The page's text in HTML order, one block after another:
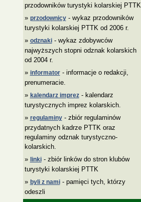
przodowników turystyki kolarskiej PTTK.
» przodownicy- wykaz przodowników
turystyki kolarskiej PTTK od 2006 r.
» odznaki- wykaz zdobywców
najwyższych stopni odznak kolarskich
od 2004 r.
» informator- informacje o redakcji,
prenumeracie.
» kalendarz imprez- kalendarz
turystycznych imprez kolarskich.
» regulaminy- zbiór regulaminów
przydatnych kadrze PTTK oraz
regulaminy odznak turystyczno-
kolarskich.
» linki- zbiór linków do stron klubów
turystyki kolarskiej PTTK
» byli z nami- pamięci tych, którzy
odeszli